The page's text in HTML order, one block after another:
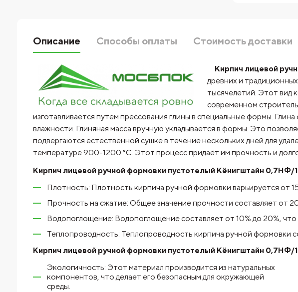
Описание Способы оплаты Стоимость доставки
Кирпич лицевой
древних и
тысячелетий. Этот вид
современном
изготавливается путем прессования глины в специальные формы.
влажности. Глиняная масса вручную укладывается в формы. Это
подвергаются естественной сушке в течение нескольких дней для
температуре 900-1200 °C. Этот процесс придаёт им прочность и
Кирпич лицевой ручной формовки пустотелый Кёнигштайн 0,7НФ/
Плотность: Плотность кирпича ручной формовки варьируется от
Прочность на сжатие: Общее значение прочности составляет от
Водопоглощение: Водопоглощение составляет от 10% до 20%, что
Теплопроводность: Теплопроводность кирпича ручной формовки
Кирпич лицевой ручной формовки пустотелый Кёнигштайн 0,7НФ/
Экологичность: Этот материал производится из натуральных
компонентов, что делает его безопасным для окружающей
среды.